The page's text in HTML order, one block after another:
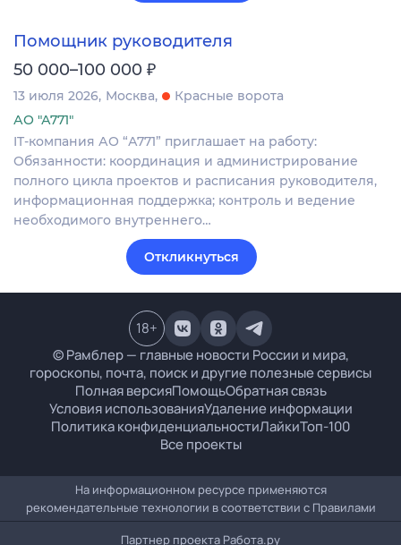
Помощник руководителя
50 000–100 000 ₽
13 июля 2026 Москва
Красные ворота
АО "А771"
IT-компания АО “А771” приглашает на работу:
Обязанности: координация и администрирование
полного цикла проектов и расписания руководителя,
информационная поддержка; контроль и ведение
необходимого внутреннего…
Откликнуться
© Рамблер — главные новости России и мира,
гороскопы, почта, поиск и другие полезные сервисы
Полная версияПомощьОбратная связь
Условия использованияУдаление информации
Политика конфиденциальностиЛайкиТоп-100
Все проекты
18+
На информационном ресурсе применяются
рекомендательные технологии в соответствии с Правилами
Партнер проекта Работа.ру